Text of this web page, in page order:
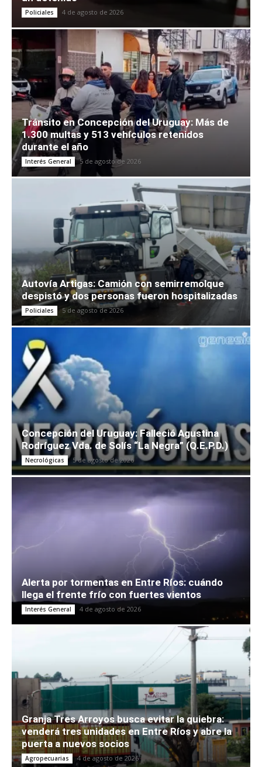
Policiales 4 de agosto de 2026
Tránsito en Concepción del Uruguay: Más de
1.300 multas y 513 vehículos retenidos
durante el año
Interés General 5 de agosto de 2026
Autovía Artigas: Camión con semirremolque
despistó y dos personas fueron hospitalizadas
Policiales 5 de agosto de 2026
Concepción del Uruguay: Falleció Agustina
Rodríguez Vda. de Solís “La Negra” (Q.E.P.D.)
Necrológicas 5 de agosto de 2026
Alerta por tormentas en Entre Ríos: cuándo
llega el frente frío con fuertes vientos
Interés General 4 de agosto de 2026
Granja Tres Arroyos busca evitar la quiebra:
venderá tres unidades en Entre Ríos y abre la
puerta a nuevos socios
Agropecuarias 4 de agosto de 2026